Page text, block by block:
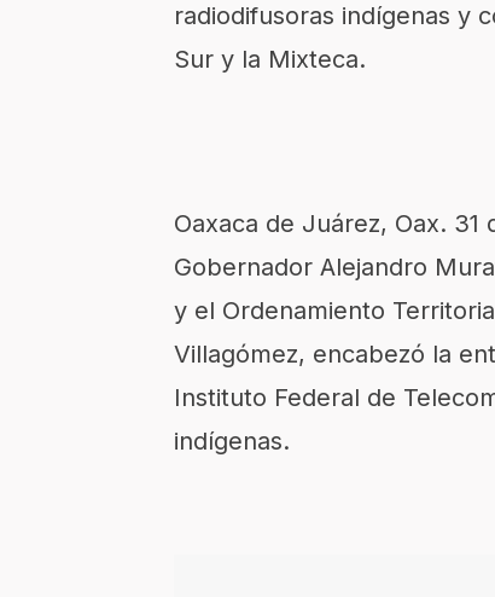
radiodifusoras indígenas y
Sur y la Mixteca.
Oaxaca de Juárez, Oax.
Gobernador Alejandro
y el Ordenamiento
Villagómez, encabezó la
Instituto Federal de
indígenas.